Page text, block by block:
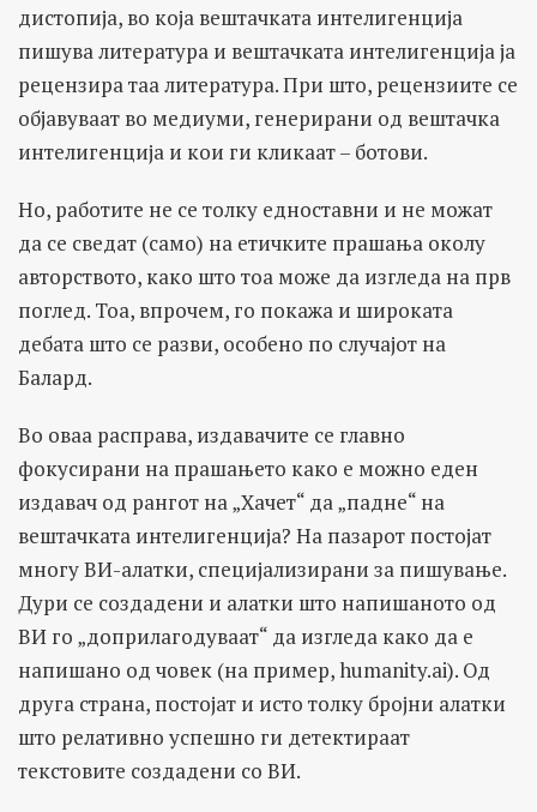
дистопија, во која вештачката интелигенција
пишува литература и вештачката интелигенција ја
рецензира таа литература. При што, рецензиите се
објавуваат во медиуми, генерирани од вештачка
интелигенција и кои ги кликаат – ботови.
Но, работите не се толку едноставни и не можат
да се сведат (само) на етичките прашања околу
авторството, како што тоа може да изгледа на прв
поглед. Тоа, впрочем, го покажа и широката
дебата што се разви, особено по случајот на
Балард.
Во оваа расправа, издавачите се главно
фокусирани на прашањето како е можно еден
издавач од рангот на „Хачет“ да „падне“ на
вештачката интелигенција? На пазарот постојат
многу ВИ-алатки, специјализирани за пишување.
Дури се создадени и алатки што напишаното од
ВИ го „доприлагодуваат“ да изгледа како да е
напишано од човек (на пример, humanity.ai). Од
друга страна, постојат и исто толку бројни алатки
што релативно успешно ги детектираат
текстовите создадени со ВИ.